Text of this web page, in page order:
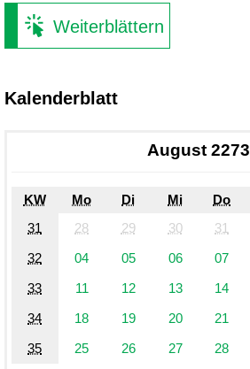
Weiterblättern
Kalenderblatt
August 2273
KW Mo Di Mi Do
31
28 29 30 31
32
04 05 06 07
33
11 12 13 14
34
18 19 20 21
35
25 26 27 28